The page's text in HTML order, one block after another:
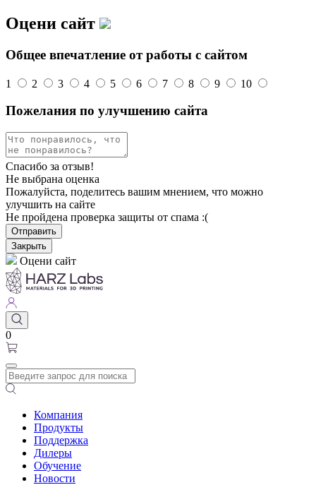
Оцени сайт
Общее впечатление от работы с сайтом
1 2 3 4 5 6 7 8 9 10
Пожелания по улучшению сайта
Спасибо за отзыв!
Не выбрана оценка
Пожалуйста, поделитесь вашим мнением, что можно
улучшить на сайте
Не пройдена проверка защиты от спама :(
Отправить
Закрыть
Оцени сайт
0
Компания
Продукты
Поддержка
Дилеры
Обучение
Новости